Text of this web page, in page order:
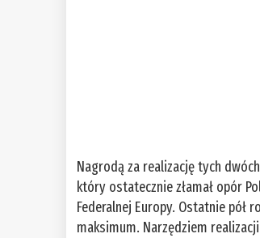
Nagrodą za realizację tych
który ostatecznie złamał opór
Federalnej Europy. Ostatnie pół
maksimum. Narzędziem